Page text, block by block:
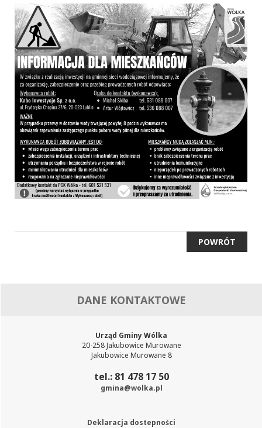
POWRÓT
DANE KONTAKTOWE
Urząd Gminy Wólka
20-258 Jakubowice Murowane
Jakubowice Murowane 8
tel.: 81 478 17 50
gmina@wolka.pl
Deklaracja dostepności